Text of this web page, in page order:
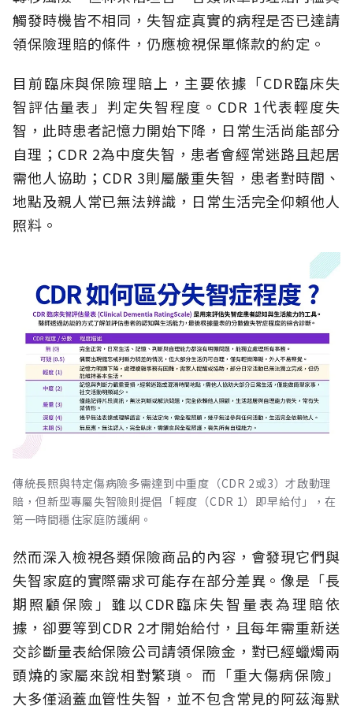
觸發時機皆不相同，失智症真實的病程是否已達請
領保險理賠的條件，仍應檢視保單條款的約定。
目前臨床與保險理賠上，主要依據「CDR臨床失
智評估量表」判定失智程度。CDR 1代表輕度失
智，此時患者記憶力開始下降，日常生活尚能部分
自理；CDR 2為中度失智，患者會經常迷路且起居
需他人協助；CDR 3則屬嚴重失智，患者對時間、
地點及親人常已無法辨識，日常生活完全仰賴他人
照料。
傳統長照與特定傷病險多需達到中重度（CDR 2或3）才啟動理
賠，但新型專屬失智險則提倡「輕度（CDR 1）即早給付」，在
第一時間穩住家庭防護網。
然而深入檢視各類保險商品的內容，會發現它們與
失智家庭的實際需求可能存在部分差異。像是「長
期照顧保險」雖以CDR臨床失智量表為理賠依
據，卻要等到CDR 2才開始給付，且每年需重新送
交診斷量表給保險公司請領保險金，對已經蠟燭兩
頭燒的家屬來說相對繁瑣。 而「重大傷病保險」
大多僅涵蓋血管性失智，並不包含常見的阿茲海默